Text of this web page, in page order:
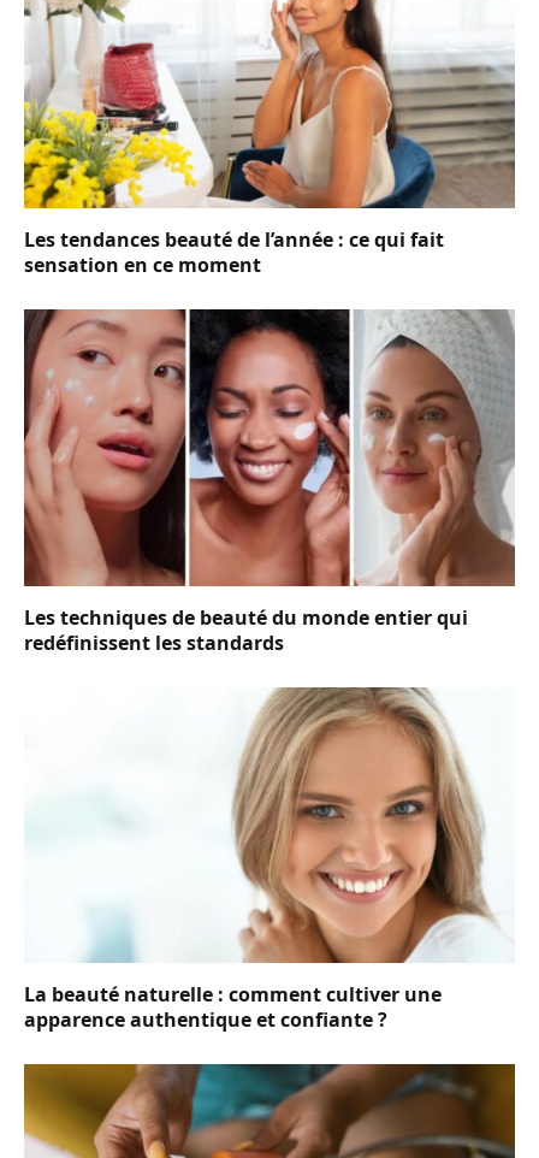
Les tendances beauté de l’année : ce qui fait
sensation en ce moment
Les techniques de beauté du monde entier qui
redéfinissent les standards
La beauté naturelle : comment cultiver une
apparence authentique et confiante ?